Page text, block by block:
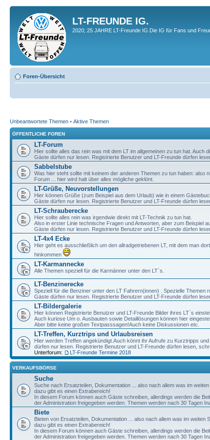
LT-FREUNDE IG.
2020; 25 JAHRE LT-Freunde IG.Die IG für Fans und
Foren-Übersicht
Unbeantwortete Themen • Aktive Themen
ÖFFENTLICHE FOREN
LT-Forum
Hier sollte alles das rein was mit dem LT im allgemeinen zu tun hat. Auch
Gäste dürfen nur lesen. Registrierte Benutzer und LT-Freunde dürfen
Sabbelstube
Was hier steht sollte mit keinem der anderen Themen zu tun haben: also
Forum ... hier wird halt über alles mögliche geklönt.
LT-Grüße, Neuvorstellungen
Hier können Grüße (zum Beispiel aus dem Urlaub) wie in einem
Gäste dürfen nur lesen. Registrierte Benutzer und LT-Freunde dürfen
LT-Schrauberecke
Hier sollte alles rein was irgendwie direkt mit LT-Technik zu tun hat.
Also in erster Linie technische Fragen und Antworten, aber zum Beispiel
Gäste dürfen nur lesen. Registrierte Benutzer und LT-Freunde dürfen
LT-4x4 Ecke
Hier geht es ausschließlich um den allradgetriebenen LT, mit dem man
hinkommen
LT-Karmannecke
Alle Themen speziell für die Karmänner unter den LT´s.
LT-Benzinerecke
Speziell für die Benziner unter den LT Fahrern(innen) . Spezielle Themen
Gäste dürfen nur lesen. Registrierte Benutzer und LT-Freunde dürfen
LT-Bildergalerie
Hier können Registrierte Benutzer und LT-Freunde Bilder ihres LT`s
Auch kuriose Um o. Ausbauten sowie Detaillösungen können hier
Aber bitte keine großen Textpasssagen!Auch keine Diskussionen etc.
LT-Treffen, Kurztrips und Urlaubsreisen
Hier werden Treffen angekündigt.Auch könnt ihr Aufrufe zu Kurztripps
dürfen nur lesen. Registrierte Benutzer und LT-Freunde dürfen lesen,
Unterforum:
LT-Freunde Termine 2018
VERKAUFSBÖRSE
Suche
Suche nach Ersatzteilen, Dokumentation ... also nach allem was im
dazu gibt es einen Extrabereich!
In diesem Forum können auch Gäste schreiben, allerdings werden die
der Administration freigegeben werden. Themen werden nach 30 Tagen
Biete
Bieten von Ersatzteilen, Dokumentation ... also nach allem was im weiten
dazu gibt es einen Extrabereich!
In diesem Forum können auch Gäste schreiben, allerdings werden die
der Administration freigegeben werden. Themen werden nach 30 Tagen